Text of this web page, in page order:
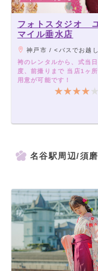
フォトスタジオ
マイル垂水店
神戸市 / <バスでお越しの方> ・名谷駅から5・12・13・14番系統 山陽バス『奥畑口』下車(南へ徒歩5分) ・JR垂水駅から12・13番系統 山
袴のレンタルから、式当
度、前撮りまで 当店1ヶ
用意が可能です！
名谷駅周辺/須